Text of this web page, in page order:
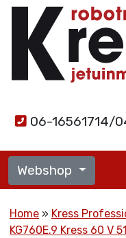
06-16561714/
Webshop
Home
Kress
KG760E.9 Kress 60 V